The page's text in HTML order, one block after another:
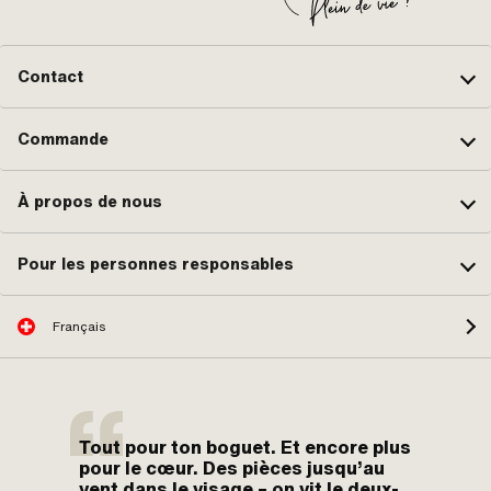
Contact
Commande
À propos de nous
Pour les personnes responsables
Français
Tout pour ton boguet. Et encore plus
pour le cœur. Des pièces jusqu’au